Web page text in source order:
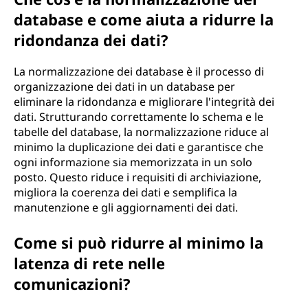
database e come aiuta a ridurre la
ridondanza dei dati?
La normalizzazione dei database è il processo di
organizzazione dei dati in un database per
eliminare la ridondanza e migliorare l'integrità dei
dati. Strutturando correttamente lo schema e le
tabelle del database, la normalizzazione riduce al
minimo la duplicazione dei dati e garantisce che
ogni informazione sia memorizzata in un solo
posto. Questo riduce i requisiti di archiviazione,
migliora la coerenza dei dati e semplifica la
manutenzione e gli aggiornamenti dei dati.
Come si può ridurre al minimo la
latenza di rete nelle
comunicazioni?